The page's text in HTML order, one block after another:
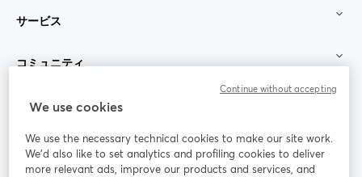
サービス
コミュニティ
StreamYard：
参加する
We use cookies
We use the necessary technical cookies to make our site work.
We'd also like to set analytics and profiling cookies to deliver
more relevant ads, improve our products and services, and
Continue without accepting